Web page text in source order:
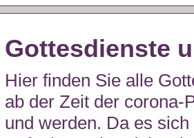
Gottesdienste
Hier finden Sie alle
ab der Zeit der corona-
und werden. Da es